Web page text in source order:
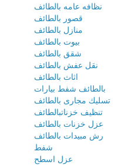
نظافه عامه بالطائف
قصور بالطائف
منازل بالطائف
بيوت بالطائف
شقق بالطائف
نقل عفش بالطائف
اثاث بالطائف
بالطائف شفط بيارات
تسليك مجارى بالطائف
تنظيف خزناتبالطائف
عزل خزنات بالطائف
رش مبيدات بالطائف
شفط
عزل اسطح